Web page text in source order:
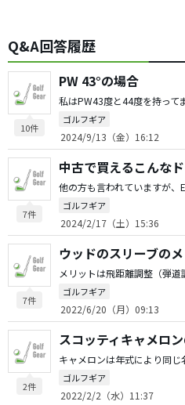
Q&A回答履歴
10件
PW 43°の場合
ゴルフギア
2024/9/13（金）16:12
7件
中古で買えるこんな
ゴルフギア
2024/2/17（土）15:36
7件
ウッドのスリーブの
ゴルフギア
2022/6/20（月）09:13
2件
スコッティキャメロ
ゴルフギア
2022/2/2（水）11:37